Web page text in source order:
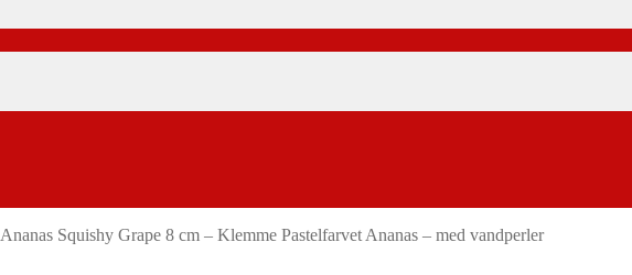
Ananas Squishy Grape 8 cm – Klemme Pastelfarvet Ananas – med vandperler